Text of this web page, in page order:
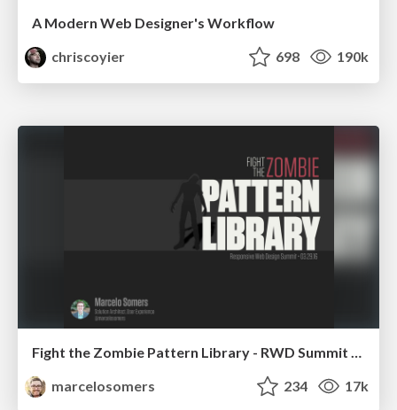
A Modern Web Designer's Workflow
chriscoyier
698 190k
Fight the Zombie Pattern Library - RWD Summit 2016
marcelosomers
234 17k